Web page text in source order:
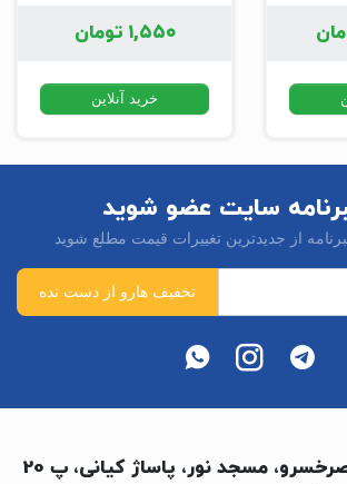
۱,۵۵۰ تومان
خرید آنلاین
سایت عضو شوید
از جدیدترین تغییرات قیمت مطلع شوید
مسجد نور، پاساژ کیانی، پ 20